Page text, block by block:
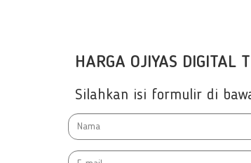
HARGA OJIYAS DIGITAL
Silahkan isi formulir di